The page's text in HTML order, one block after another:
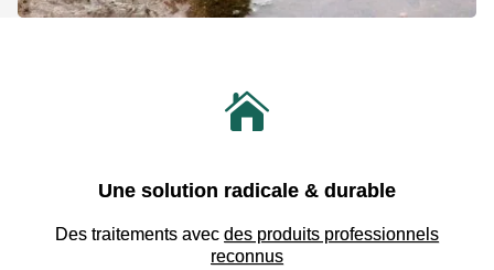

Une solution radicale & durable
Des traitements avec des produits professionnels
reconnus